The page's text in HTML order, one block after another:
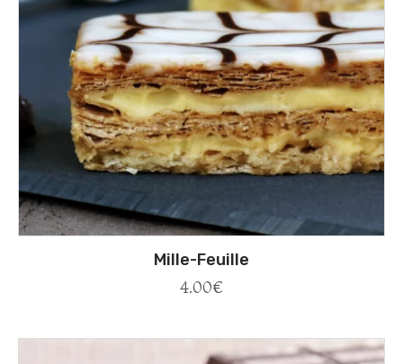
Mille-Feuille
4.00€